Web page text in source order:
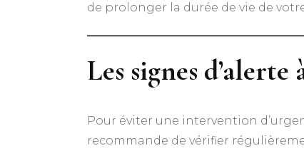
de prolonger la durée de vie de
Les signes
Pour éviter une intervention
recommande de vérifier